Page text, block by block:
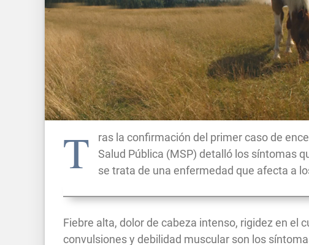
T
ras la confirmación del primer caso de
Salud Pública (MSP) detalló los síntomas
se trata de una enfermedad que afecta a
Fiebre alta, dolor de cabeza intenso, rigidez en el
convulsiones y debilidad muscular son los